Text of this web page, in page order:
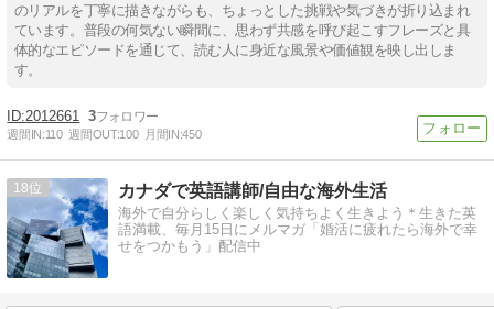
のリアルを丁寧に描きながらも、ちょっとした挑戦や気づきが折り込まれ
ています。普段の何気ない瞬間に、思わず共感を呼び起こすフレーズと具
体的なエピソードを通じて、読む人に身近な風景や価値観を映し出しま
す。
2012661 3
週間IN:110 週間OUT:100 月間IN:450
18 カナダで英語講師/自由な海外生活
海外で自分らしく楽しく気持ちよく生きよう＊生きた英
語満載、毎月15日にメルマガ「婚活に疲れたら海外で幸
せをつかもう」配信中